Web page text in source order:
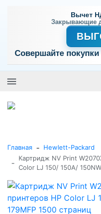
Вычет
Закрывающие
Совершайте
Главная - Hewlett-Packard
-
Картридж NV Print
Color LJ 150/ 150A/